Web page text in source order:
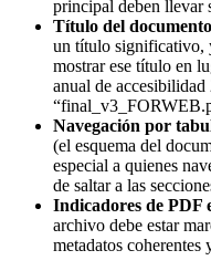
principal deben llevar
Título del
un título significativo,
mostrar ese título en
anual de accesibilidad
Navegación por
(el esquema del
especial a quienes
de saltar a las
Indicadores de PDF
archivo debe estar
metadatos coherentes